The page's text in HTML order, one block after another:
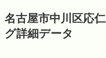
名古屋市中川区応
グ詳細データ